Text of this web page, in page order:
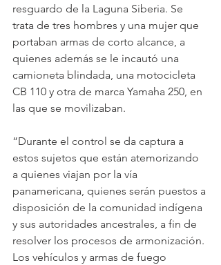
resguardo de la Laguna Siberia. Se
trata de tres hombres y una mujer que
portaban armas de corto alcance, a
quienes además se le incautó una
camioneta blindada, una motocicleta
CB 110 y otra de marca Yamaha 250, en
las que se movilizaban.
“Durante el control se da captura a
estos sujetos que están atemorizando
a quienes viajan por la vía
panamericana, quienes serán puestos a
disposición de la comunidad indígena
y sus autoridades ancestrales, a fin de
resolver los procesos de armonización.
Los vehículos y armas de fuego